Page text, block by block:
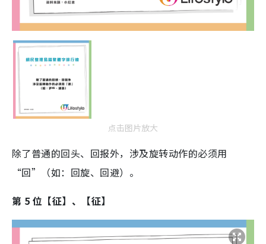
点击图片放大
除了普通的回头、回报外，涉及旋转动作的必须用
“回”（如：回旋、回避）。
第 5 位【征】、【征】